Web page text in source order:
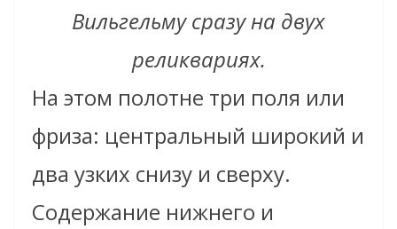
Вильгельму сразу на двух
реликвариях.
На этом полотне три поля или
фриза: центральный широкий и
два узких снизу и сверху.
Содержание нижнего и